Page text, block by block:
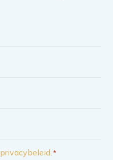
privacybeleid *